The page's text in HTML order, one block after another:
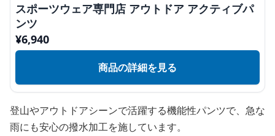
スポーツウェア専門店 アウトドア アクティブパ
ンツ
¥6,940
商品の詳細を見る
登山やアウトドアシーンで活躍する機能性パンツで、急な
雨にも安心の撥水加工を施しています。